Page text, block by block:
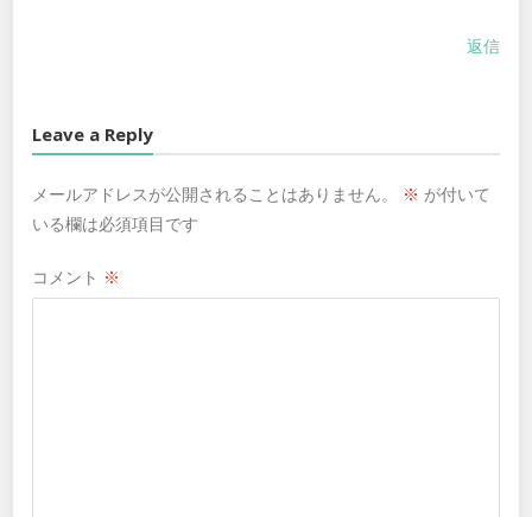
返信
Leave a Reply
メールアドレスが公開されることはありません。 ※ が付いて
いる欄は必須項目です
コメント ※